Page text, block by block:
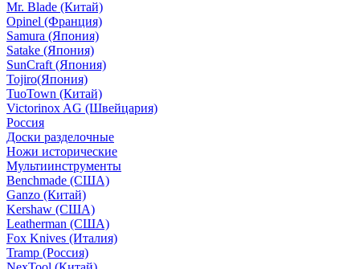
Mr. Blade (Китай)
Opinel (Франция)
Samura (Япония)
Satake (Япония)
SunCraft (Япония)
Tojiro(Япония)
TuoTown (Китай)
Victorinox AG (Швейцария)
Россия
Доски разделочные
Ножи исторические
Мультиинструменты
Benchmade (США)
Ganzo (Китай)
Kershaw (США)
Leatherman (США)
Fox Knives (Италия)
Tramp (Россия)